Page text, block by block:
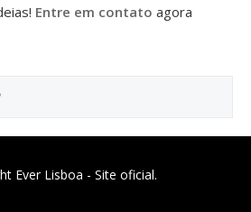
Entre em contato agora
Ever Lisboa - Site oficial.